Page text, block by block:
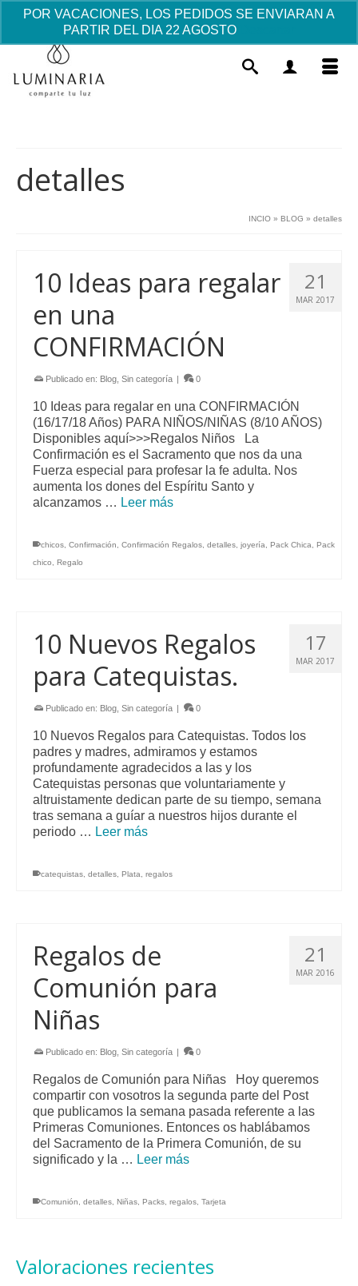
POR VACACIONES, LOS PEDIDOS SE ENVIARAN A
PARTIR DEL DIA 22 AGOSTO
detalles
INCIO » BLOG » detalles
21
MAR 2017
10 Ideas para regalar
en una
CONFIRMACIÓN
Publicado en: Blog Sin categoría | 0
10 Ideas para regalar en una CONFIRMACIÓN
(16/17/18 Años) PARA NIÑOS/NIÑAS (8/10 AÑOS)
Disponibles aquí>>>Regalos Niños La
Confirmación es el Sacramento que nos da una
Fuerza especial para profesar la fe adulta. Nos
aumenta los dones del Espíritu Santo y
alcanzamos … Leer más
chicos Confirmación Confirmación Regalos detalles joyería Pack Chica
Pack
chico
Regalo
17
MAR 2017
10 Nuevos Regalos
para Catequistas.
Publicado en: Blog Sin categoría | 0
10 Nuevos Regalos para Catequistas. Todos los
padres y madres, admiramos y estamos
profundamente agradecidos a las y los
Catequistas personas que voluntariamente y
altruistamente dedican parte de su tiempo, semana
tras semana a guíar a nuestros hijos durante el
periodo … Leer más
catequistas detalles Plata regalos
21
MAR 2016
Regalos de
Comunión para
Niñas
Publicado en: Blog Sin categoría | 0
Regalos de Comunión para Niñas Hoy queremos
compartir con vosotros la segunda parte del Post
que publicamos la semana pasada referente a las
Primeras Comuniones. Entonces os hablábamos
del Sacramento de la Primera Comunión, de su
significado y la … Leer más
Comunión detalles Niñas Packs regalos Tarjeta
Valoraciones recientes
45.00€ + AÑADIR